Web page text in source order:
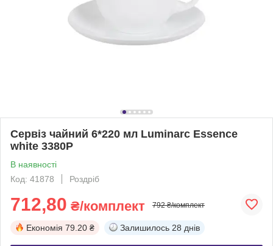
Сервіз чайний 6*220 мл Luminarc Essence
white 3380Р
В наявності
Код: 41878
Роздріб
712,80 ₴/комплект 792 ₴/комплект
Економія 79.20 ₴ Залишилось 28 днів